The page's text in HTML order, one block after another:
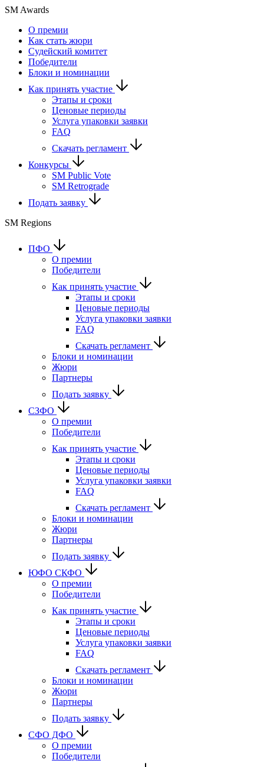
SM Awards
О премии
Как стать жюри
Судейский комитет
Победители
Блоки и номинации
Как принять участие
Этапы и сроки
Ценовые периоды
Услуга упаковки заявки
FAQ
Скачать регламент
Конкурсы
SM Public Vote
SM Retrograde
Подать заявку
SM Regions
ПФО
О премии
Победители
Как принять участие
Этапы и сроки
Ценовые периоды
Услуга упаковки заявки
FAQ
Скачать регламент
Блоки и номинации
Жюри
Партнеры
Подать заявку
СЗФО
О премии
Победители
Как принять участие
Этапы и сроки
Ценовые периоды
Услуга упаковки заявки
FAQ
Скачать регламент
Блоки и номинации
Жюри
Партнеры
Подать заявку
ЮФО СКФО
О премии
Победители
Как принять участие
Этапы и сроки
Ценовые периоды
Услуга упаковки заявки
FAQ
Скачать регламент
Блоки и номинации
Жюри
Партнеры
Подать заявку
CФО ДФО
О премии
Победители